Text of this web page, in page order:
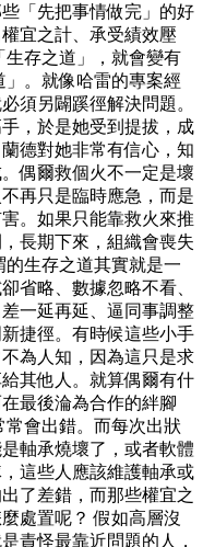
「先把事情做完」的好
宜之計、承受績效壓
生存之道」，就會變有
。就像哈雷的專案經
須另闢蹊徑解決問題。
，於是她受到提拔，成
德對她非常有信心，知
偶爾救個火不一定是壞
再只是臨時應急，而是
。如果只能靠救火來推
長期下來，組織會喪失
生存之道其實就是一
省略、數據忽略不看、
一延再延、逼同事調整
捷徑。有時候這些小手
為人知，因為這只是求
其他人。就算偶爾有什
最後淪為合作的絆腳
會出錯。而每次出狀
軸承燒壞了，或者軟體
這些人應該維護軸承或
了差錯，而那些權宜之
處置呢？ 假如高層沒
責怪最靠近問題的人，